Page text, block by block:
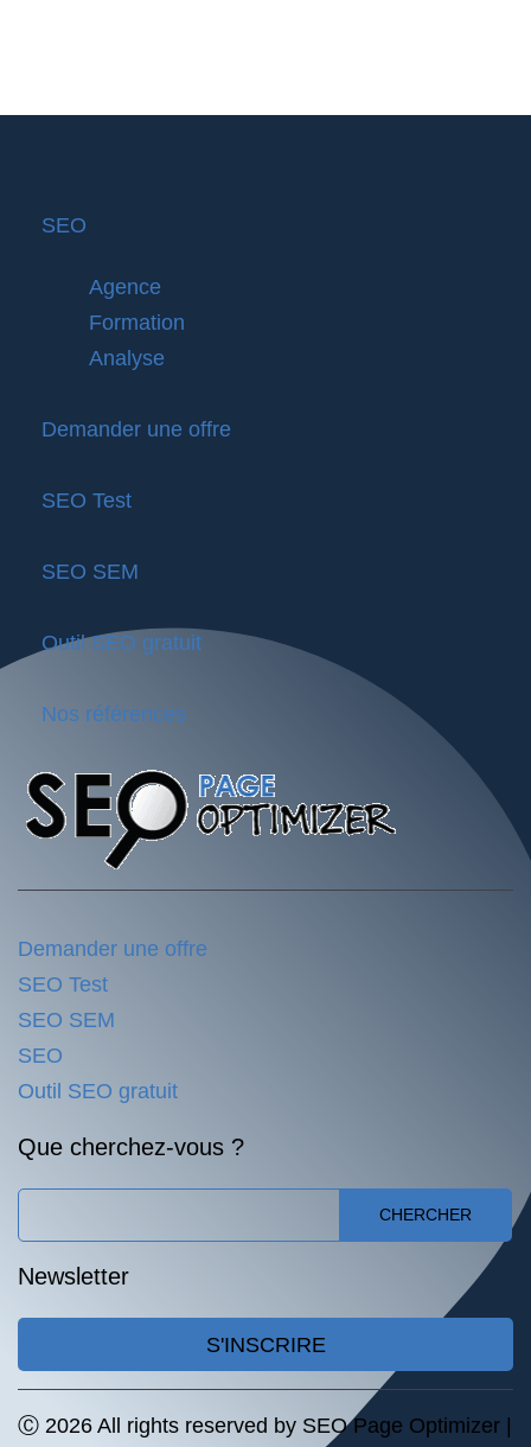
SEO
Agence
Formation
Analyse
Demander une offre
SEO Test
SEO SEM
Outil SEO gratuit
Nos références
Demander une offre
SEO Test
SEO SEM
SEO
Outil SEO gratuit
Que cherchez-vous ?
CHERCHER
Newsletter
S'INSCRIRE
Ⓒ 2026 All rights reserved by SEO Page Optimizer |